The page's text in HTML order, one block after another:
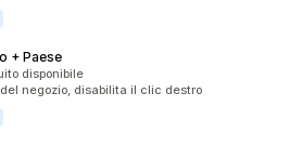
+ Paese
disponibile
negozio, disabilita il clic destro